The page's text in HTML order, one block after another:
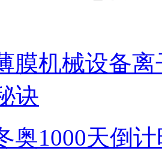
膜机械设备
诀
奥1000天倒